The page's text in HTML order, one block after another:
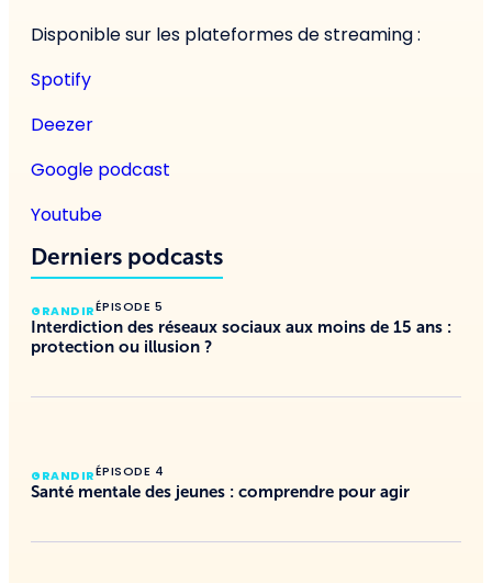
Disponible sur les plateformes de streaming :
Spotify
Deezer
Google podcast
Youtube
Derniers podcasts
GRANDIRÉPISODE 5
Interdiction des réseaux sociaux aux moins de 15 ans :
protection ou illusion ?
GRANDIRÉPISODE 4
Santé mentale des jeunes : comprendre pour agir